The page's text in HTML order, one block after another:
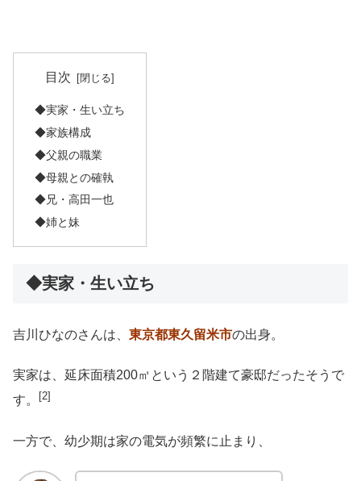
目次
◆実家・生い立ち
◆家族構成
◆父親の職業
◆母親との確執
◆兄・高田一也
◆姉と妹
◆実家・生い立ち
吉川ひなのさんは、 東京都東久留米市の出身。
実家は、延床面積200㎡という２階建て豪邸だったそうで
す。
[2]
一方で、幼少期は家の電気が頻繁に止まり、